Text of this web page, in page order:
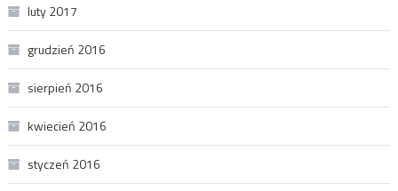
luty 2017
grudzień 2016
sierpień 2016
kwiecień 2016
styczeń 2016